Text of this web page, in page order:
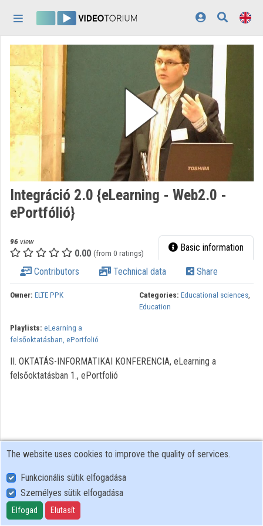
Home
Log In
Discovery
Categories
Playlists
Organizations
Contributors
Integráció 2.0 {eLearning - Web2.0 -
ePortfólió}
96 view
0.00 (from 0 ratings) Basic information
Contributors Technical data Share
Owner: ELTE PPK Categories: Educational sciences,
Education
Playlists: eLearning a
felsőoktatásban, ePortfolió
II. OKTATÁS-INFORMATIKAI KONFERENCIA, eLearning a
felsőoktatásban 1., ePortfolió
User Policy
Adatkezelési tájékoztató (en)
Cookie Policy
The website uses cookies to improve the quality of services.
Funkcionális sütik elfogadása
Személyes sütik elfogadása
Elfogad Elutasít